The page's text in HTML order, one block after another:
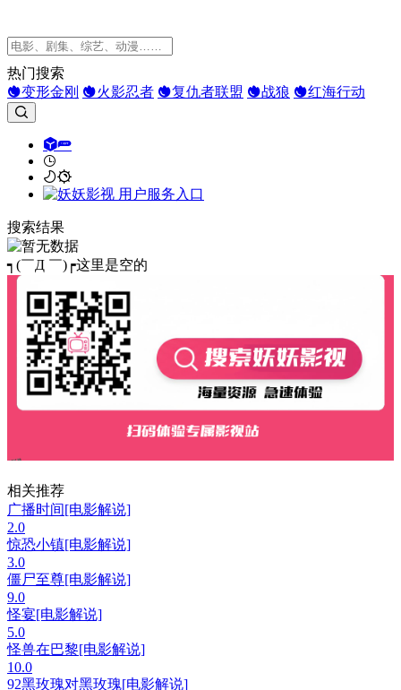
热门搜索
变形金刚
火影忍者 复仇者联盟 战狼 红海行动
搜索结果
┑(￣Д ￣)┍这里是空的
相关推荐
广播时间[电影解说]
2.0
惊恐小镇[电影解说]
3.0
僵尸至尊[电影解说]
9.0
怪宴[电影解说]
5.0
怪兽在巴黎[电影解说]
10.0
92黑玫瑰对黑玫瑰[电影解说]